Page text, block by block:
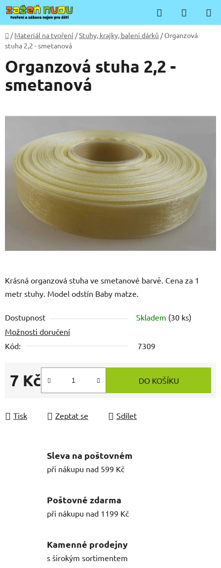
Přejít
na
obsah
Hledat
KOŠÍK
Domů
/ Materiál na tvoření /Stuhy, krajky, balení dárků /Organzová
stuha 2,2 - smetanová
Krásná organzová stuha ve smetanové barvě. Cena za 1
metr stuhy. Model odstín Baby matze.
Dostupnost Skladem (30 ks)
Možnosti doručení
Kód:
7309
7 Kč
Měrná cena:
DO KOŠÍKU
Tisk Zeptat se Sdílet
Organzová stuha 2,2 -
smetanová
Sleva na poštovném
při nákupu nad 599 Kč
Poštovné zdarma
při nákupu nad 1199 Kč
Kamenné prodejny
s širokým sortimentem